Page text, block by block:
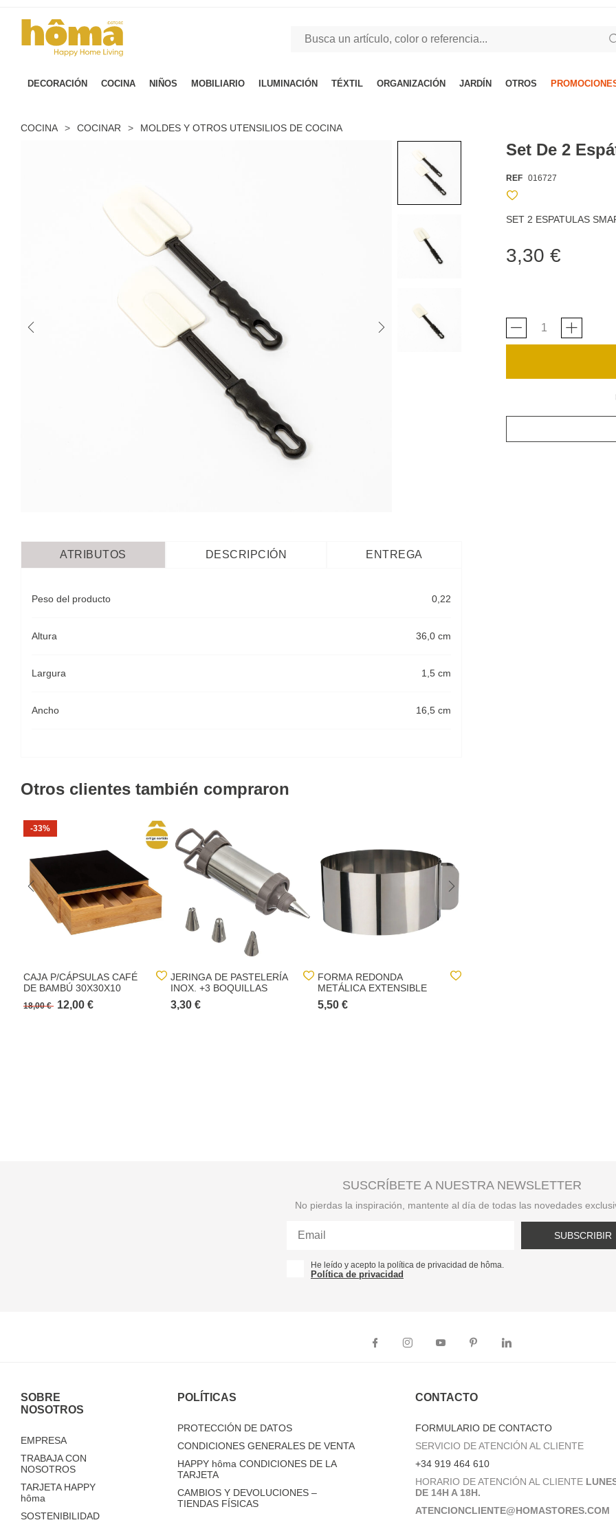
DECORACIÓN COCINA NIÑOS MOBILIARIO ILUMINACIÓN TÉXTIL ORGANIZACIÓN JARDÍN OTROS
COCINA > COCINAR > MOLDES Y OTROS UTENSILIOS DE COCINA
Set De 2
REF 016727
SET 2 ESPATULAS
3,30 €
ATRIBUTOS DESCRIPCIÓN ENTREGA
Peso del producto 0,22
Altura 36,0 cm
Largura 1,5 cm
Ancho 16,5 cm
Otros clientes también compraron
-33%
CAJA P/CÁPSULAS CAFÉ
DE BAMBÚ 30X30X10
18,00 € 12,00 €
JERINGA DE PASTELERÍA
INOX. +3 BOQUILLAS
3,30 €
FORMA REDONDA
METÁLICA EXTENSIBLE
5,50 €
SUSCRÍBETE A NUESTRA NEWSLETTER
No pierdas la inspiración, mantente al día de todas las novedades
SUBSCRIBIR
He leído y acepto la política de privacidad de hôma.
Política de privacidad
SOBRE
NOSOTROS
EMPRESA
TRABAJA CON
NOSOTROS
TARJETA HAPPY
hôma
SOSTENIBILIDAD
POLÍTICAS
PROTECCIÓN DE DATOS
CONDICIONES GENERALES DE VENTA
HAPPY hôma CONDICIONES DE LA
TARJETA
CAMBIOS Y DEVOLUCIONES –
TIENDAS FÍSICAS
CONTACTO
FORMULARIO DE CONTACTO
SERVICIO DE ATENCIÓN AL CLIENTE
+34 919 464 610
HORARIO DE ATENCIÓN AL CLIENTE
DE 14H A 18H.
ATENCIONCLIENTE@HOMASTORES.COM